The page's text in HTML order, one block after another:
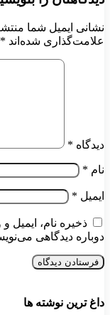
نشانی ایمیل شما
علامت‌گذاری شده‌اند *
دیدگاه *
نام *
ایمیل *
ذخیره نام، ایمیل
دوباره دیدگاهی
داغ ترین نوشته ها